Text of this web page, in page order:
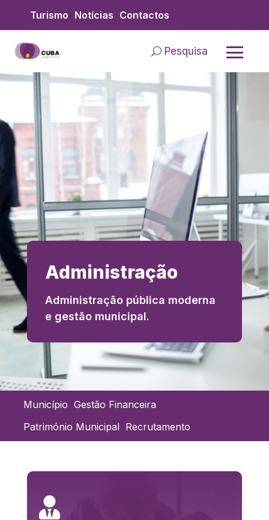
Skip to content
Turismo Notícias Contactos
Pesquisa
Administração
Administração pública moderna
e gestão municipal.
Município Gestão Financeira
Património Municipal Recrutamento
